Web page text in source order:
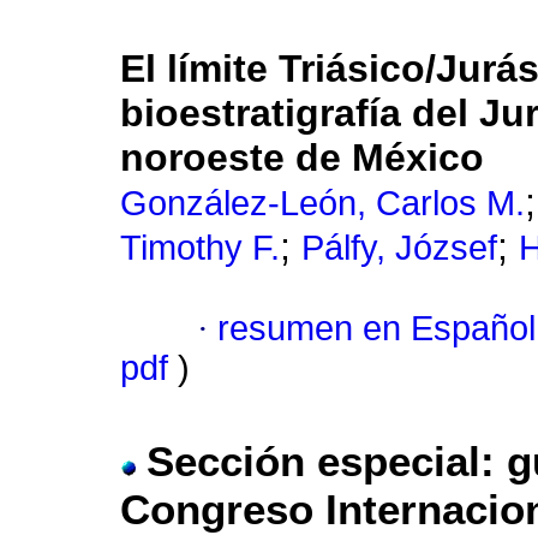
El límite Triásico/
bioestratigrafía del
noroeste de México
González-León, Carlos M.
Timothy F.; Pálfy, József;
· resumen en Español
pdf )
Sección especial:
Congreso